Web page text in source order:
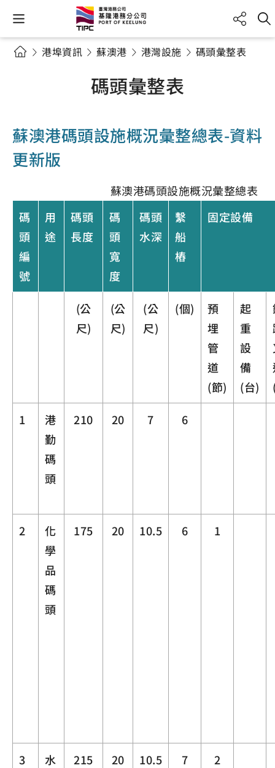
港埠資訊 蘇澳港 港灣設施 碼頭彙整表
碼頭彙整表
蘇澳港碼頭設施概況彙整總表-資料
更新版
蘇澳港碼頭設施概況彙整總表
碼
頭
編
號
用
途
碼頭
長度
碼
頭
寬
度
碼頭
水深
繫
船
樁
固定設備
(公
尺)
(公
尺)
(公
尺)
(個)
預
埋
管
道
(節)
起
重
設
備
(台)
1
港
勤
碼
頭
210 20 7 6
2
化
學
品
碼
頭
175 20 10.5 6 1
3
水
215 20 10.5 7 2